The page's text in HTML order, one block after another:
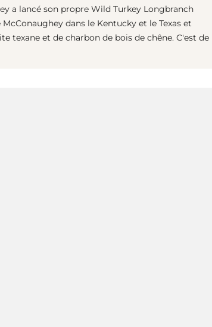
a lancé son propre Wild Turkey Longbranch
dans le Kentucky et le Texas et
texane et de charbon de bois de chêne. C'est de